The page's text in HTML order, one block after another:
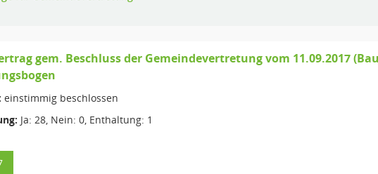
gem. Beschluss der Gemeindevertretung vom 11.09.2017
einstimmig beschlossen
Ja: 28, Nein: 0, Enthaltung: 1